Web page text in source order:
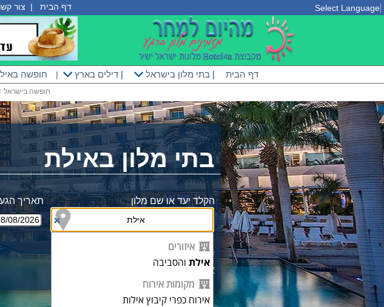
צור | דף הבית Select Language
חופשה | דילים בארץ| בתי מלון בישראל | דף הבית
חופשה בישראל
בתי מלון באילת
הקלד יעד או שם מלון תאריך
מחוייבים למחירים זולים
אצלינו המחירים כוללים מע"מ
איזורים
אילתוהסביבה
מקומות אירוח
אירוח כפרי קיבוץ אילות